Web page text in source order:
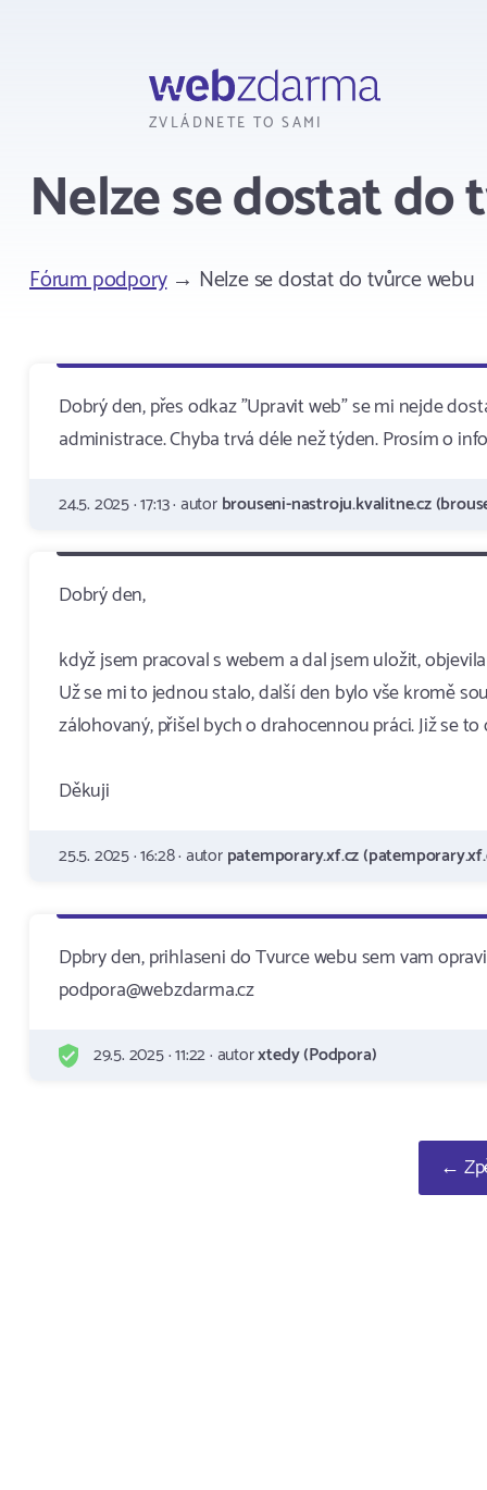
ZVLÁDNETE TO SAMI
Nelze se dostat do
Fórum podpory→ Nelze se dostat do tvůrce webu
Dobrý den, přes odkaz "Upravit web" se mi nejde
administrace. Chyba trvá déle než týden. Prosím o
24.5. 2025 · 17:13 · autorbrouseni-nastroju.kvalitne.cz
Dobrý den,
když jsem pracoval s webem a dal jsem uložit,
Už se mi to jednou stalo, další den bylo vše kromě
zálohovaný, přišel bych o drahocennou práci. Již se
Děkuji
25.5. 2025 · 16:28 · autorpatemporary.xf.cz
Dpbry den, prihlaseni do Tvurce webu sem vam
podpora@webzdarma.cz
29.5. 2025 · 11:22 · autorxtedy (Podpora)
←